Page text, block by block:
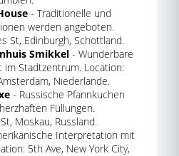
- Traditionelle und
werden angeboten.
St, Edinburgh, Schottland.
Smikkel - Wunderbare
im Stadtzentrum. Location:
Niederlande.
- Russische Pfannkuchen
Füllungen.
Moskau, Russland.
Interpretation mit
5th Ave, New York City,